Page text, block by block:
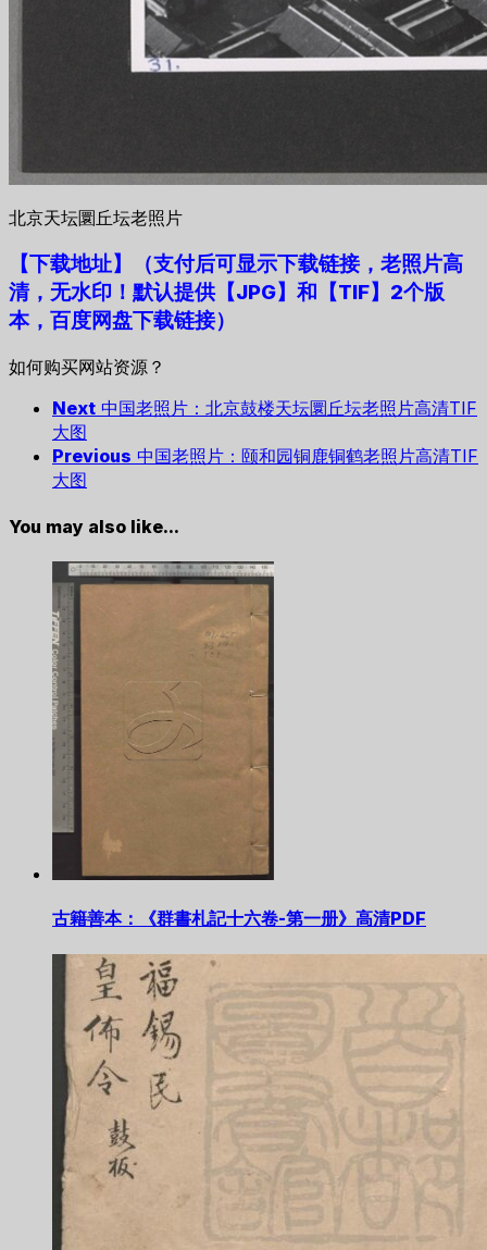
北京天坛圜丘坛老照片
【下载地址】
（支付后可显示下载链接，老照片高
清，无水印！默认提供【JPG】和【TIF】2个版
本，百度网盘下载链接）
如何购买网站资源？
Next 中国老照片：北京鼓楼天坛圜丘坛老照片高清TIF
大图
Previous 中国老照片：颐和园铜鹿铜鹤老照片高清TIF
大图
You may also like...
古籍善本：《群書札記十六卷-第一册》高清PDF